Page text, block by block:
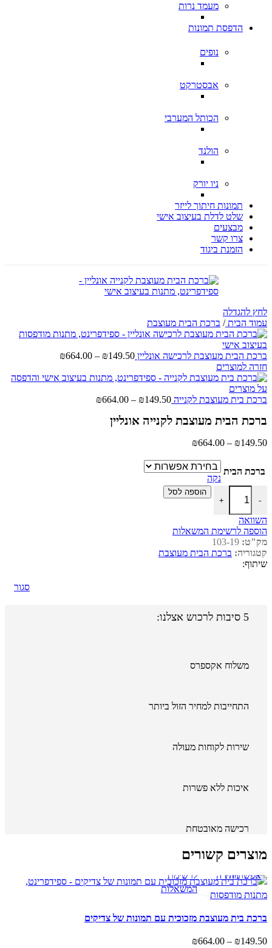
מעמד נרות
הדפסת תמונות
נופים
אבסטרקט
הכותל המערבי
הולנד
ניו יורק
תמונות חיתוך לייזר
שלט לדלת בעיצוב אישי
מבצעים
צרו קשר
הזמנת ביגוד
לחץ להגדלה
עמוד הבית/ ברכת הבית מעוצבת
ברכת הבית מעוצבת לרכישה אונליין ₪149.50
–
₪664.00
חזרה למוצרים
ברכת בית מעוצבת לקנייה ₪149.50
–
₪664.00
ברכת הבית מעוצבת לקנייה אונליין
₪149.50
–
₪664.00
עד
ברכת הבית
נקה
-
כמות של ברכת הבית מעוצבת לקנייה אונליין
+
הוספה לסל
השוואה
הוספה לרשימת המשאלות
מק"ט: 103-19
קטגוריה: ברכת הבית מעוצבת
שיתוף:
סגור
5 סיבות לרכוש אצלנו:
משלוח אקספרס
התחייבות למחיר הזול ביותר
שירות לקוחות מעולה
איכות ללא פשרות
רכישה מאובטחת
מוצרים קשורים
בחר
אפשרויות
למוצר
זה
יש
סוגים.
צפייה
מהירה
השוואה הוספה
לרשימת
המשאלות
ברכת בית מעוצבת מזכוכית עם תמונות של צדיקים
₪149.50
–
₪664.00